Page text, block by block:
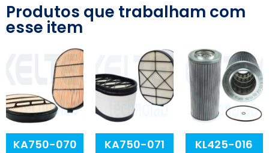
Produtos que trabalham com
esse item
KA750-070 KA750-071 KL425-016